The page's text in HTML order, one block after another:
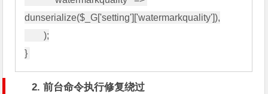
dunserialize($_G['setting']['watermarkquality']),
        );
2. 前台命令执行修复绕过